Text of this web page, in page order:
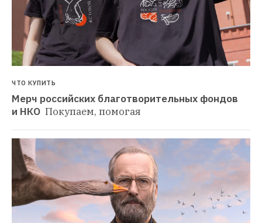
ЧТО КУПИТЬ
Мерч российских благотворительных фондов
и НКО Покупаем, помогая